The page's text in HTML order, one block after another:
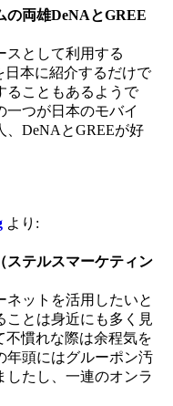
の両雄DeNAとGREE
スとして利用する
日本に紹介するだけで
ることもあるようで
一つが日本のモバイ
、DeNAとGREEが好
より:
ステルスマーケティン
ットを活用したいと
ことは身近にも多く見
不慣れな際は余程気を
年頭にはグルーポン汚
したし、一連のオンラ